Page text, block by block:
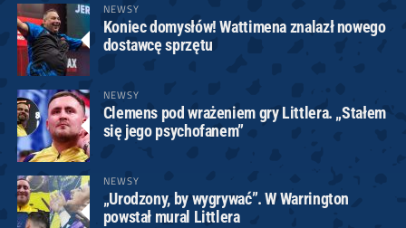
NEWSY
Koniec domysłów! Wattimena znalazł nowego
dostawcę sprzętu
NEWSY
Clemens pod wrażeniem gry Littlera. „Stałem
się jego psychofanem”
NEWSY
„Urodzony, by wygrywać”. W Warrington
powstał mural Littlera